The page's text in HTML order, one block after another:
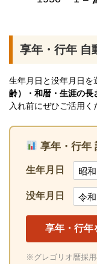
享年・行年 自
生年月日と没年月日を
齢）・和暦・生涯の長
入れ前にぜひご活用く
享年・行年
生年月日
没年月日
享年・行年
※グレゴリオ暦採